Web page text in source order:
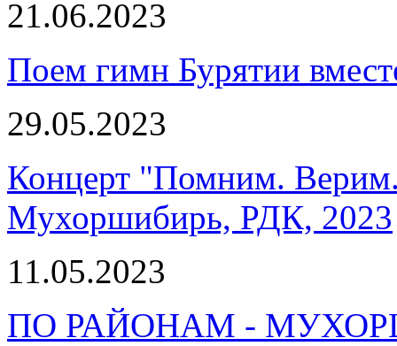
21.06.2023
Поем гимн Бурятии
29.05.2023
Концерт "Помним.
Мухоршибирь, РДК, 2023
11.05.2023
ПО РАЙОНАМ -